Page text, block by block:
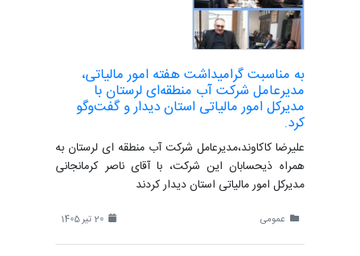
به مناسبت گرامیداشت هفته امور مالیاتی،
مدیرعامل شرکت آب منطقه‌ای لرستان با
مدیرکل امور مالیاتی استان دیدار و گفت‌وگو
کرد.
علیرضا کاکاوند،مدیرعامل شرکت آب منطقه ای لرستان به
همراه ذیحسابان این شرکت، با آقای ناصر کرمانجانی
مدیرکل امور مالیاتی استان دیدار کردند
عمومی